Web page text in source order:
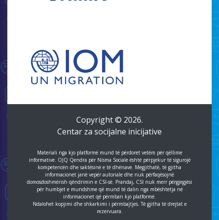
Copyright © 2026.
Centar za socijalne inicijative
Materiali nga kjo platformë mund të përdoret vetëm për qëllime
informative. OJQ Qendra për Nisma Sociale është përpjekur të sigurojë
kompetencën dhe saktësinë e të dhënave. Megjithatë, të gjitha
informacionet janë vepër autoriale dhe nuk përfaqësojnë
domosdoshmërish qëndrimin e CSI-së. Prandaj, CSI nuk merr përgjegjësi
për humbjet e mundshme që mund të dalin nga mbështetja në
informacionet që përmban kjo platformë.
Ndalohet kopjimi dhe shkarkimi i përmbajtjes. Të gjitha të drejtat e
rezervuara.